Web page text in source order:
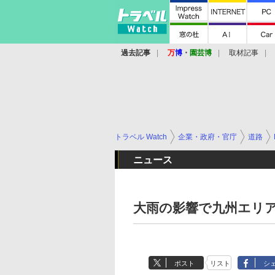
過去記事 万博 ・ 園芸博 取材記事
トラベル Watch 企業・政府・官庁 道路
ニュース
大雨の影響で九州エリ
ポスト リスト シ